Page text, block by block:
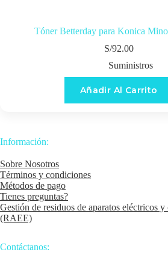
Tóner Betterday para Konica
S/92.00
Suministros
Añadir Al Carrito
Información:
Sobre Nosotros
Términos y condiciones
Métodos de pago
Tienes preguntas?
Gestión de residuos de aparatos eléctricos
(RAEE)
Contáctanos: